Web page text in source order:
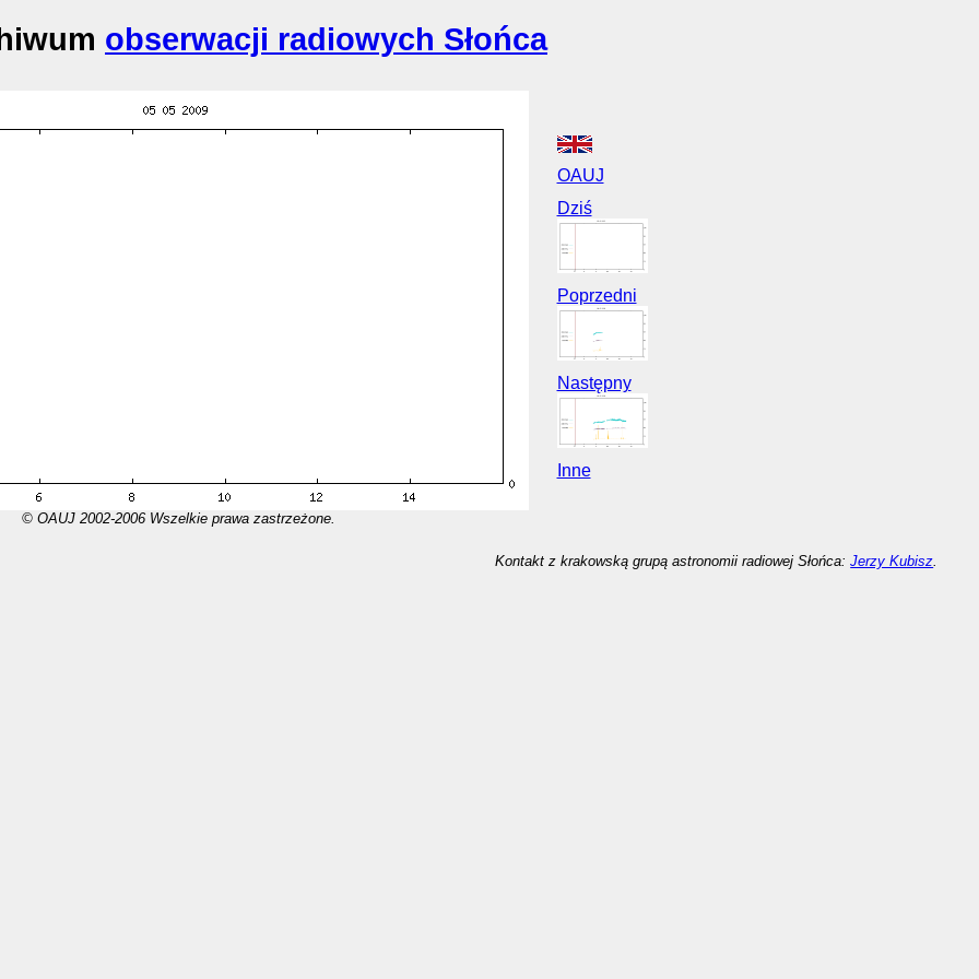
obserwacji radiowych Słońca
© OAUJ 2002-2006 Wszelkie prawa zastrzeżone.
OAUJ
Dziś
Poprzedni
Następny
Inne
Kontakt z krakowską grupą astronomii radiowej Słońca:Jerzy Kubisz.